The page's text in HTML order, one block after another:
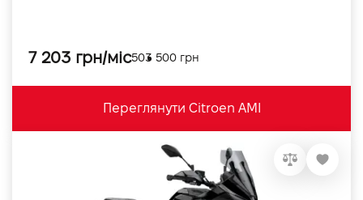
7 203 грн/міс503 500 грн
Переглянути Citroen AMI